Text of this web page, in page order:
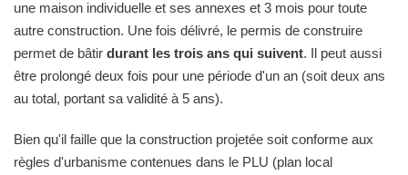
une maison individuelle et ses annexes et 3 mois pour toute
autre construction. Une fois délivré, le permis de construire
permet de bâtir durant les trois ans qui suivent. Il peut aussi
être prolongé deux fois pour une période d'un an (soit deux ans
au total, portant sa validité à 5 ans).
Bien qu'il faille que la construction projetée soit conforme aux
règles d'urbanisme contenues dans le PLU (plan local